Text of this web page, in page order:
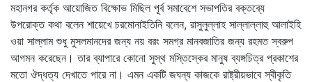
মহানগর কর্তৃক আয়োজিত বিক্ষোভ মিছিল পূর্ব সমাবেশে সভাপতির বক্তব্যে
উপরোক্ত কথা বলেন শায়েখে চরমোনাইতিনি বলেন, রাসুলুল্লাহ সাল্লাল্লাহু আলাইহি
ওয়া সাল্লাম শুধু মুসলমানদের জন্য নয় বরং সমগ্র মানবজাতির জন্য রহমত স্বরুপ
আগমন করেছেন। তার ব্যাপারে কোনো সুস্থ মস্তিস্কের মানুষ ব্যঙ্গচিত্র প্রকাশের
মতো ঔদ্ধত্য দেখাতে পারে না। এমন একটি জঘন্য কাজকে রাষ্ট্রীয়ভাবে স্বীকৃতি